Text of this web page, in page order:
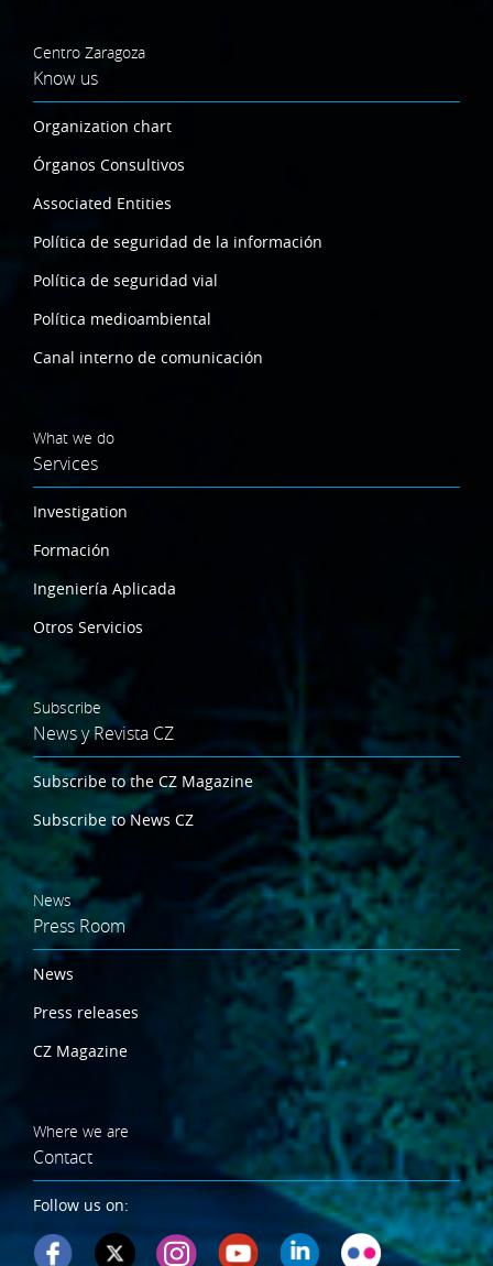
Centro Zaragoza
Know us
Organization chart
Órganos Consultivos
Associated Entities
Política de seguridad de la información
Política de seguridad vial
Política medioambiental
Canal interno de comunicación
What we do
Services
Investigation
Formación
Ingeniería Aplicada
Otros Servicios
Subscribe
News y Revista CZ
Subscribe to the CZ Magazine
Subscribe to News CZ
News
Press Room
News
Press releases
CZ Magazine
Where we are
Contact
Follow us on: